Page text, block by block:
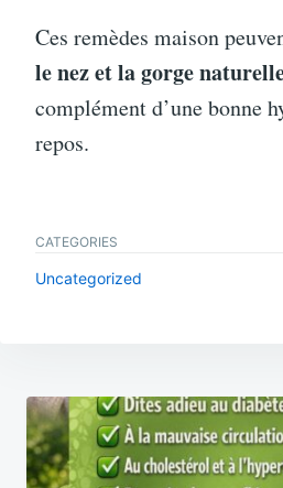
Ces remèdes maison
le nez et la gorge
complément d’une bonne
repos.
CATEGORIES
Uncategorized
Post
navigation